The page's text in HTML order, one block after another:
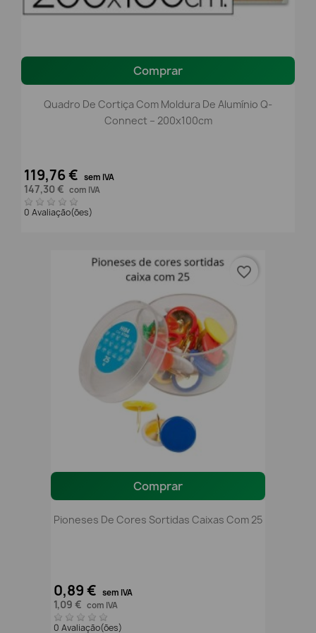
Comprar
Quadro De Cortiça Com Moldura De Alumínio Q-
Connect – 200x100cm
119,76 € sem IVA
147,30 € com IVA
0 Avaliação(ões)
Comprar
Pioneses De Cores Sortidas Caixas Com 25
0,89 € sem IVA
1,09 € com IVA
0 Avaliação(ões)
favorite_border